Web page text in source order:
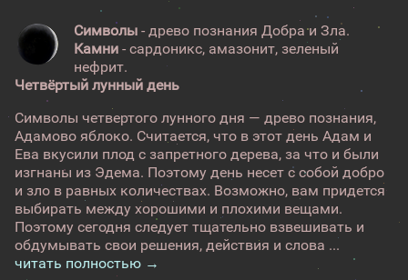
Символы - древо познания Добра и Зла.
Камни - сардоникс, амазонит, зеленый
нефрит.
Четвёртый лунный день
Символы четвертого лунного дня — древо познания,
Адамово яблоко. Считается, что в этот день Адам и
Ева вкусили плод с запретного дерева, за что и были
изгнаны из Эдема. Поэтому день несет с собой добро
и зло в равных количествах. Возможно, вам придется
выбирать между хорошими и плохими вещами.
Поэтому сегодня следует тщательно взвешивать и
обдумывать свои решения, действия и слова ...
читать полностью →